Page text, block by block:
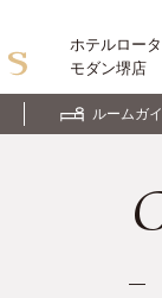
ホテルロー
モダン堺店
ルームガ
―